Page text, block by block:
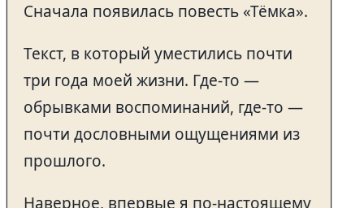
Сначала появилась повесть «Тёмка».
Текст, в который уместились почти
три года моей жизни. Где-то —
обрывками воспоминаний, где-то —
почти дословными ощущениями из
прошлого.
Наверное, впервые я по-настоящему